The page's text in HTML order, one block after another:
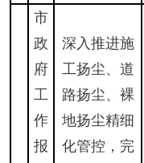
市
政
府
工
作
报
深入推进施
工扬尘、道
路扬尘、裸
地扬尘精细
化管控，完